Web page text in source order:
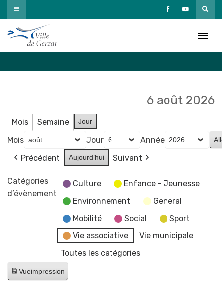
Passer
au
contenu
6 août 2026
Mois Semaine Jour
Mois Jour
Année
Précédent
Aujourd’hui Suivant
Catégories
d’évènement
Culture
Enfance - Jeunesse
Environnement
General
Mobilité
Social
Sport
Vie associative
Vie municipale
Toutes les catégories
Vueimpression